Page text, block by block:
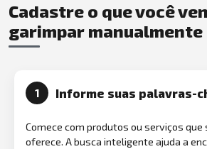
Cadastre o que você
garimpar manualmente
1 Informe suas palavras-
Comece com produtos ou serviços que
oferece. A busca inteligente ajuda a